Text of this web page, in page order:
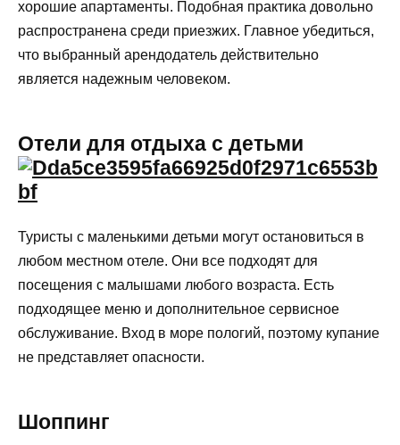
хорошие апартаменты. Подобная практика довольно
распространена среди приезжих. Главное убедиться,
что выбранный арендодатель действительно
является надежным человеком.
Отели для отдыха с детьми
Туристы с маленькими детьми могут остановиться в
любом местном отеле. Они все подходят для
посещения с малышами любого возраста. Есть
подходящее меню и дополнительное сервисное
обслуживание. Вход в море пологий, поэтому купание
не представляет опасности.
Шоппинг